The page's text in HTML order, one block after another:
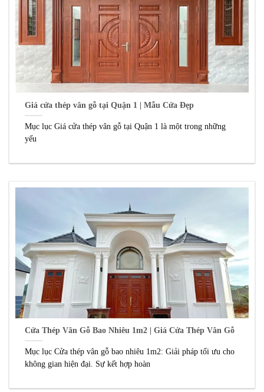
Giá cửa thép vân gỗ tại Quận 1 | Mẫu Cửa Đẹp
Mục lục Giá cửa thép vân gỗ tại Quận 1 là một trong những
yếu
Cửa Thép Vân Gỗ Bao Nhiêu 1m2 | Giá Cửa Thép Vân Gỗ
Mục lục Cửa thép vân gỗ bao nhiêu 1m2: Giải pháp tối ưu cho
không gian hiện đại. Sự kết hợp hoàn